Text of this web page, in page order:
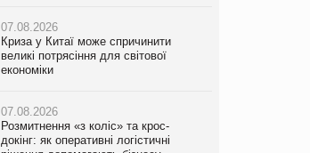
07.08.2026
Криза у Китаї може спричинити
великі потрясіння для світової
економіки
07.08.2026
Розмитнення «з коліс» та крос-
докінг: як оперативні логістичні
07.08.2026
ICE BOSS цього літа! Новинка
07.08.2026
07.08.2026
Криза у Китаї може спричинити
великі потрясіння для світової
економіки
07.08.2026
Kraft Heinz скоротила збиток у
першому півріччі